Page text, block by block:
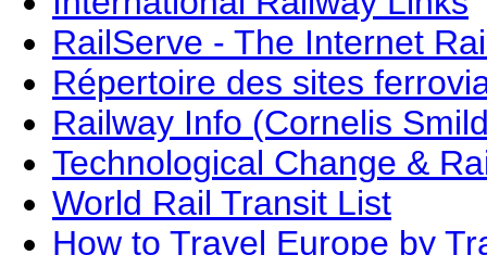
RailServe - The Internet
Répertoire des sites
Railway Info (Cornelis
Technological Change &
World Rail Transit List
How to Travel Europe by